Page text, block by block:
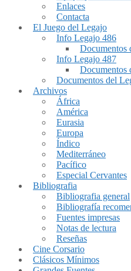
Enlaces
Contacta
El Juego del Legajo
Info Legajo 486
Documentos
Info Legajo 487
Documentos
Documentos del
Archivos
África
América
Eurasia
Europa
Índico
Mediterráneo
Pacífico
Especial Cervantes
Bibliografia
Bibliografia general
Bibliografía
Fuentes impresas
Notas de lectura
Reseñas
Cine Corsario
Clásicos Mínimos